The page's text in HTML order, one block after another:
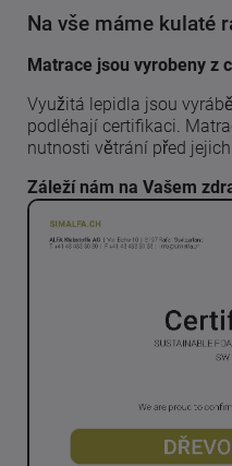
Na vše máme kulaté
Matrace jsou vyrobeny z
Využitá lepidla jsou
podléhají certifikaci.
nutnosti větrání před
Záleží nám na Vašem